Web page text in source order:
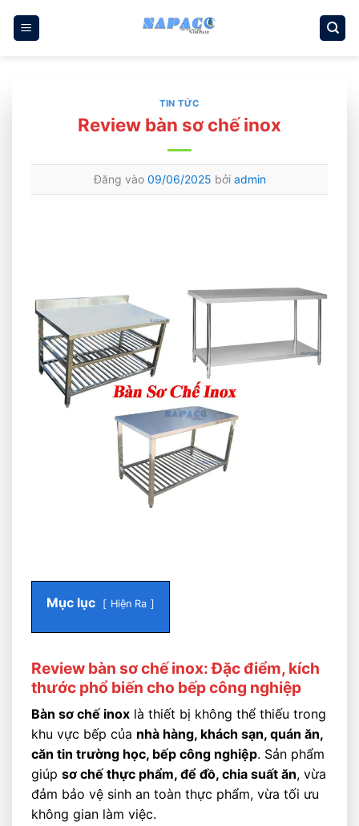
qua
TIN TỨC
Review bàn sơ chế inox
Đăng vào 09/06/2025 bởi admin
Mục lục Hiện Ra
Review bàn sơ chế inox: Đặc điểm, kích
thước phổ biến cho bếp công nghiệp
Bàn sơ chế inox là thiết bị không thể thiếu trong
khu vực bếp của nhà hàng, khách sạn, quán ăn,
căn tin trường học, bếp công nghiệp. Sản phẩm
giúp sơ chế thực phẩm, để đồ, chia suất ăn, vừa
đảm bảo vệ sinh an toàn thực phẩm, vừa tối ưu
không gian làm việc.